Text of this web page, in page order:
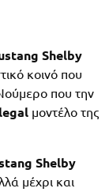
Shelby
κοινό που
που την
legal μοντέλο της
Shelby
μέχρι και